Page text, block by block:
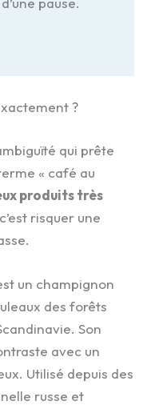
?
qui prête
« café au
produits très
risquer une
un champignon
des forêts
Son
avec un
Utilisé depuis des
russe et